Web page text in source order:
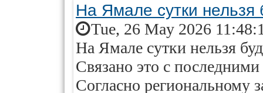
На Ямале сутки нельзя
Tue, 26 May 2026
На Ямале сутки нельзя
Связано это с
Согласно региональному